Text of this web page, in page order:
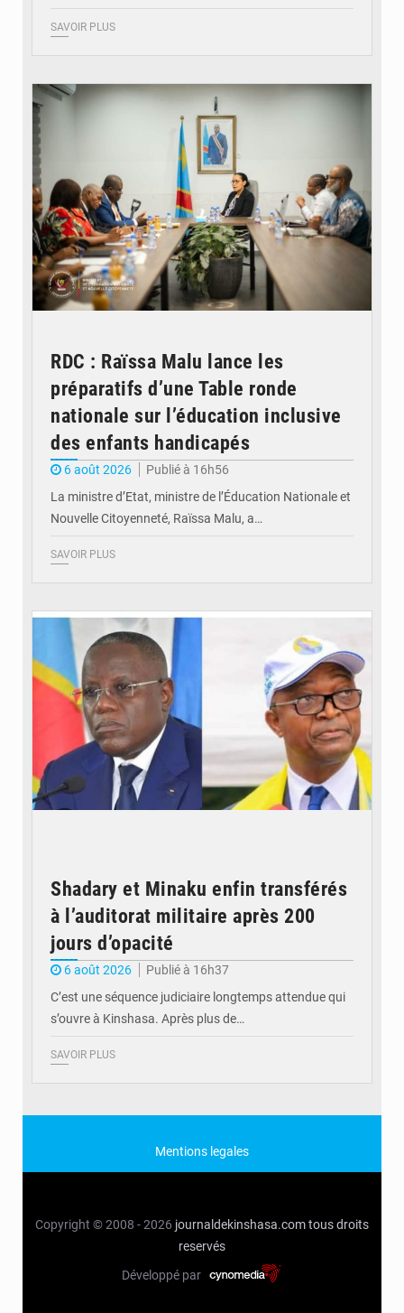
SAVOIR PLUS
RDC : Raïssa Malu lance les
préparatifs d’une Table ronde
nationale sur l’éducation inclusive
des enfants handicapés
6 août 2026
Publié à 16h56
La ministre d’Etat, ministre de l’Éducation Nationale et
Nouvelle Citoyenneté, Raïssa Malu, a…
SAVOIR PLUS
Shadary et Minaku enfin transférés
à l’auditorat militaire après 200
jours d’opacité
6 août 2026
Publié à 16h37
C’est une séquence judiciaire longtemps attendue qui
s’ouvre à Kinshasa. Après plus de…
SAVOIR PLUS
Mentions legales
Copyright © 2008 - 2026 journaldekinshasa.comtous droits
reservés
Développé par